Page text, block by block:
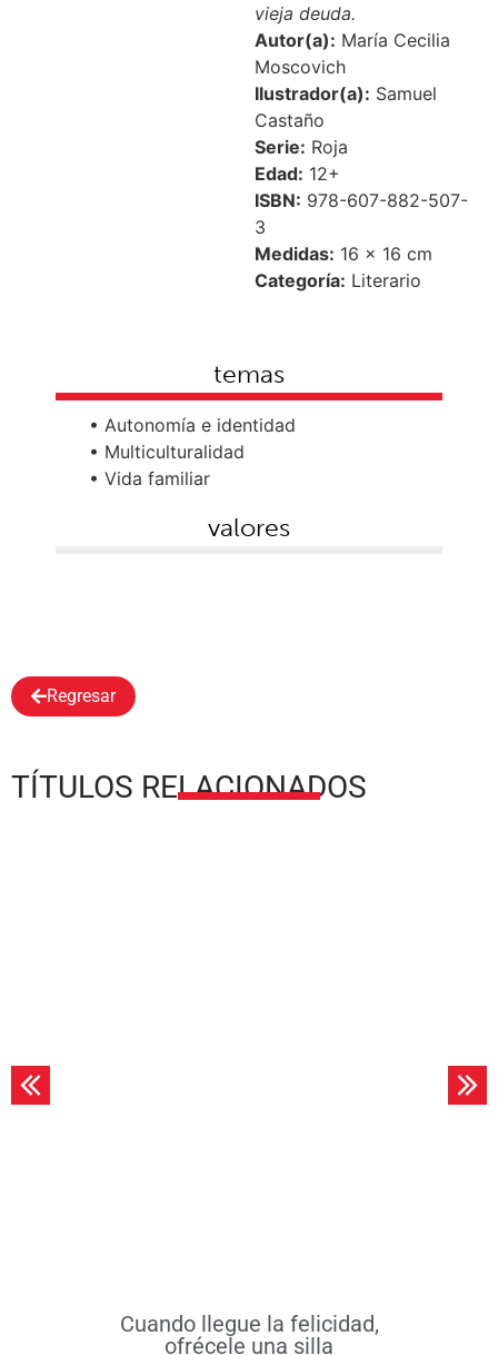
vieja deuda.
Autor(a): María Cecilia
Moscovich
Ilustrador(a): Samuel
Castaño
Serie: Roja
Edad: 12+
ISBN: 978-607-882-507-
3
Medidas: 16 × 16 cm
Categoría: Literario
temas
valores
• Autonomía e identidad
• Multiculturalidad
• Vida familiar
Regresar
TÍTULOS RELACIONADOS
Cuando llegue la felicidad,
ofrécele una silla